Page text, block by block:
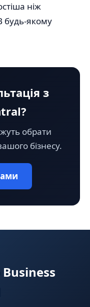
ніж
будь-якому
з
обрати
бізнесу.